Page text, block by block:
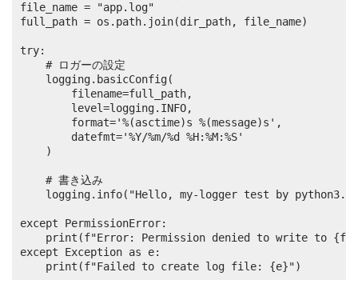
file_name = "app.log"
full_path = os.path.join(dir_path, file_name)
try:
    # ロガーの設定
    logging.basicConfig(
        filename=full_path,
        level=logging.INFO,
        format='%(asctime)s %(message)s',
        datefmt='%Y/%m/%d %H:%M:%S'
    )
    # 書き込み
    logging.info("Hello, my-logger test by python3.")
except PermissionError:
print(f"Error: Permission denied to write to
except Exception as e:
    print(f"Failed to create log file: {e}")